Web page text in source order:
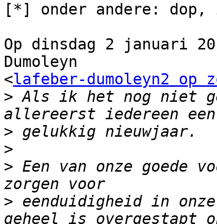
[*] onder andere:
Op dinsdag 2 januari
Dumoleyn
<lafeber-dumoleyn2 op
> Als ik het nog niet
>
>
> Een van onze goede
> eenduidigheid in